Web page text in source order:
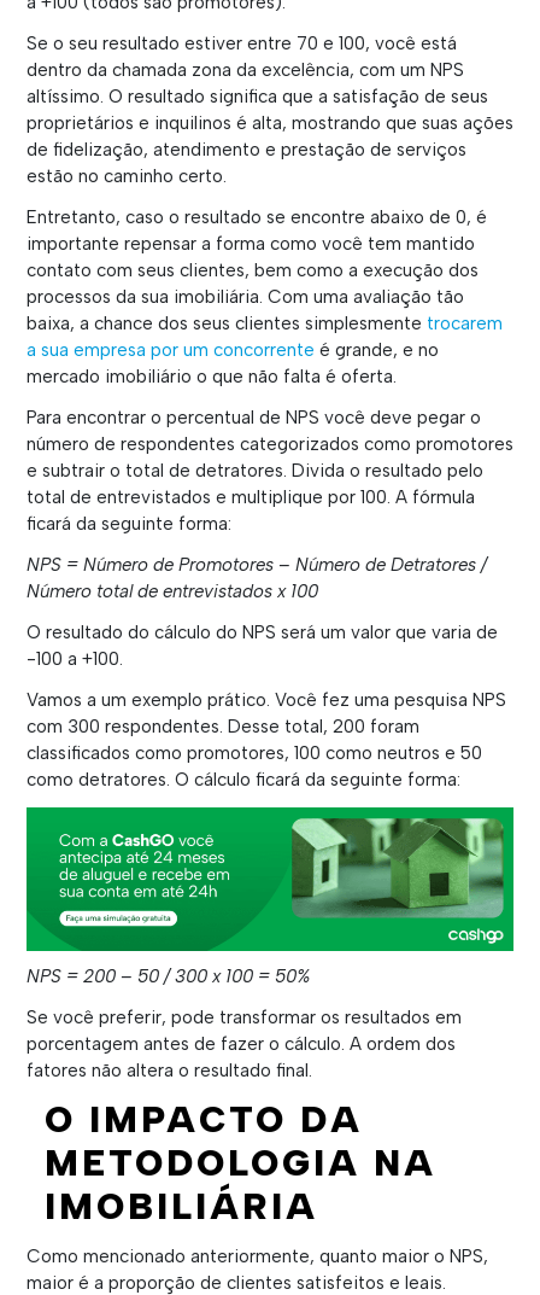
Se o seu resultado estiver entre 70 e 100, você está
dentro da chamada zona da excelência, com um NPS
altíssimo. O resultado significa que a satisfação de seus
proprietários e inquilinos é alta, mostrando que suas ações
de fidelização, atendimento e prestação de serviços
estão no caminho certo.
Entretanto, caso o resultado se encontre abaixo de 0, é
importante repensar a forma como você tem mantido
contato com seus clientes, bem como a execução dos
processos da sua imobiliária. Com uma avaliação tão
baixa, a chance dos seus clientes simplesmente trocarem
a sua empresa por um concorrente é grande, e no
mercado imobiliário o que não falta é oferta.
Para encontrar o percentual de NPS você deve pegar o
número de respondentes categorizados como promotores
e subtrair o total de detratores. Divida o resultado pelo
total de entrevistados e multiplique por 100. A fórmula
ficará da seguinte forma:
NPS = Número de Promotores – Número de Detratores /
Número total de entrevistados x 100
O resultado do cálculo do NPS será um valor que varia de
-100 a +100.
Vamos a um exemplo prático. Você fez uma pesquisa NPS
com 300 respondentes. Desse total, 200 foram
classificados como promotores, 100 como neutros e 50
como detratores. O cálculo ficará da seguinte forma:
NPS = 200 – 50 / 300 x 100 = 50%
Se você preferir, pode transformar os resultados em
porcentagem antes de fazer o cálculo. A ordem dos
fatores não altera o resultado final.
O IMPACTO DA
METODOLOGIA NA
IMOBILIÁRIA
Como mencionado anteriormente, quanto maior o NPS,
maior é a proporção de clientes satisfeitos e leais.